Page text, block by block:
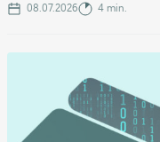
08.07.2026 4 min.